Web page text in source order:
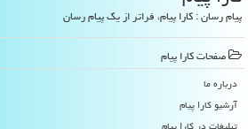
پیام رسان : کارا پیام، فراتر از یک پیام رسان
صفحات كارا پیام
درباره ما
آرشیو كارا پیام